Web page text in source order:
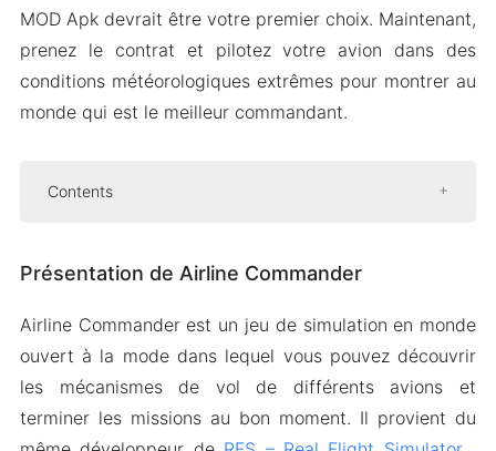
MOD Apk devrait être votre premier choix. Maintenant,
prenez le contrat et pilotez votre avion dans des
conditions météorologiques extrêmes pour montrer au
monde qui est le meilleur commandant.
Contents
De nombreux types de missions
Vue 3D du poste de pilotage avec
affichage tête haute
De beaux endroits
Présentation de Airline Commander
Airline Commander est un jeu de simulation en monde
ouvert à la mode dans lequel vous pouvez découvrir
les mécanismes de vol de différents avions et
terminer les missions au bon moment. Il provient du